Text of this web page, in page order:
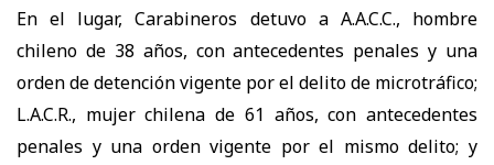
En el lugar, Carabineros detuvo a A.A.C.C., hombre
chileno de 38 años, con antecedentes penales y una
orden de detención vigente por el delito de microtráfico;
L.A.C.R., mujer chilena de 61 años, con antecedentes
penales y una orden vigente por el mismo delito; y